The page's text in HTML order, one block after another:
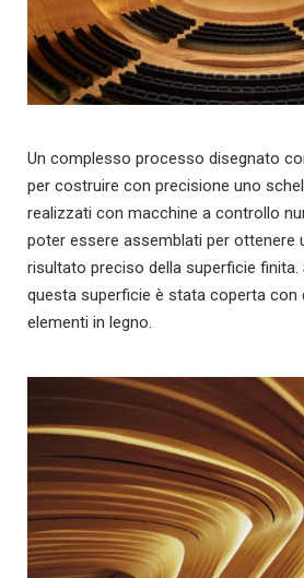
Un complesso processo disegnato
per costruire con precisione uno
realizzati con macchine a controllo
poter essere assemblati per ottenere
risultato preciso della superficie finita.
questa superficie è stata coperta con
elementi in legno.